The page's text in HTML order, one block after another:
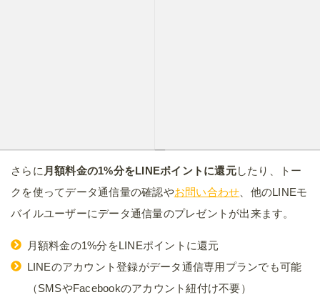
さらに 月額料金の1%分をLINEポイントに還元したり、トー
クを使ってデータ通信量の確認やお問い合わせ 、他のLINEモ
バイルユーザーにデータ通信量のプレゼントが出来ます。
月額料金の1%分をLINEポイントに還元
LINEのアカウント登録がデータ通信専用プランでも可能
（SMSやFacebookのアカウント紐付け不要）